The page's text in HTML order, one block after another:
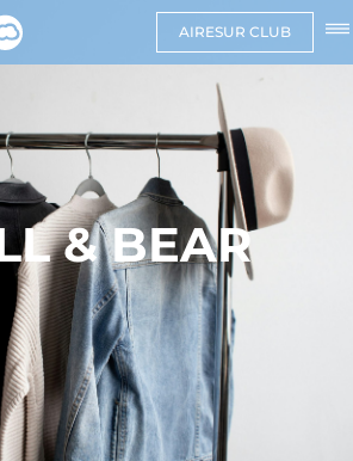
AIRESUR CLUB
& BEAR